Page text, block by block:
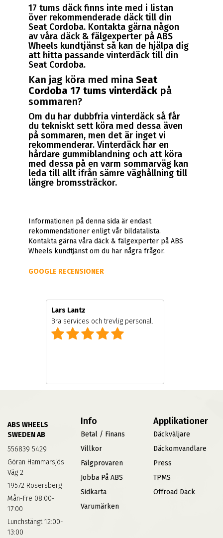
17 tums däck finns inte med i listan
över rekommenderade däck till din
Seat Cordoba. Kontakta gärna någon
av våra däck & fälgexperter på ABS
Wheels kundtjänst så kan de hjälpa dig
att hitta passande vinterdäck till din
Seat Cordoba.
Kan jag köra med minaSeat
Cordoba 17 tums vinterdäck på
sommaren?
Om du har dubbfria vinterdäck så får
du tekniskt sett köra med dessa även
på sommaren, men det är inget vi
rekommenderar. Vinterdäck har en
hårdare gummiblandning och att köra
med dessa på en varm sommarväg kan
leda till allt ifrån sämre väghållning till
längre bromssträckor.
Informationen på denna sida är endast
rekommendationer enligt vår bildatalista.
Kontakta gärna våra däck & fälgexperter på ABS
Wheels kundtjänst om du har några frågor.
GOOGLE RECENSIONER
Lars Lantz
Bra services och trevlig personal.
ABS WHEELS
SWEDEN AB
556839 5429
Göran Hammarsjös
Väg 2
19572 Rosersberg
Mån-Fre 08:00-
17:00
Lunchstängt 12:00-
13:00
Info
Betal / Finans
Villkor
Fälgprovaren
Jobba På ABS
Sidkarta
Varumärken
Applikationer
Däckväljare
Däckomvandlare
Press
TPMS
Offroad Däck